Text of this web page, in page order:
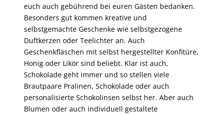
euch auch gebührend bei euren Gästen bedanken.
Besonders gut kommen kreative und
selbstgemachte Geschenke wie selbstgezogene
Duftkerzen oder Teelichter an. Auch
Geschenkfläschen mit selbst hergestellter Konfitüre,
Honig oder Likör sind beliebt. Klar ist auch,
Schokolade geht immer und so stellen viele
Brautpaare Pralinen, Schokolade oder auch
personalisierte Schokolinsen selbst her. Aber auch
Blumen oder auch individuell gestaltete